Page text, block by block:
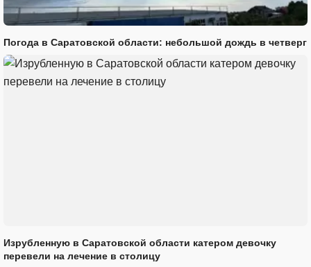
Погода в Саратовской области: небольшой дождь в четверг
Изрубленную в Саратовской области катером девочку
перевели на лечение в столицу